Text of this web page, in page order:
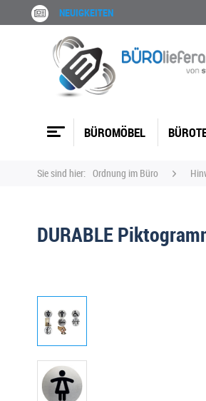
NEUIGKEITEN
BÜROMÖBEL
Sie sind hier: Ordnung im Büro
DURABLE